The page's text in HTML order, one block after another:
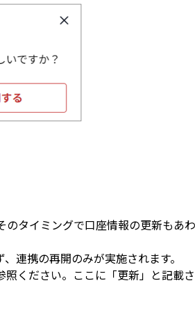
タイミングで口座情報の更新もあ
連携の再開のみが実施されます。
ください。ここに「更新」と記載